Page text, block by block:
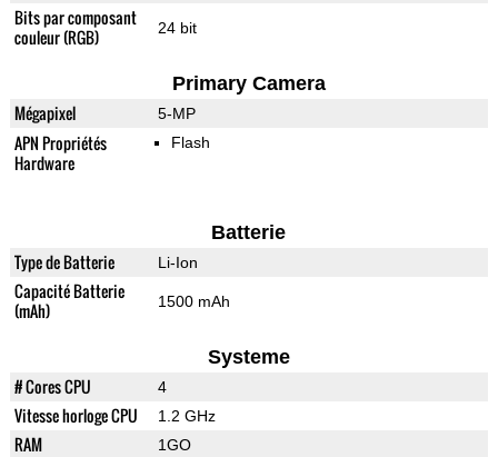
Bits par composant
couleur (RGB)
24 bit
Primary Camera
Mégapixel 5-MP
APN Propriétés
Hardware
Flash
Batterie
Type de Batterie Li-Ion
Capacité Batterie
(mAh)
1500 mAh
Systeme
# Cores CPU 4
Vitesse horloge CPU 1.2 GHz
RAM 1GO